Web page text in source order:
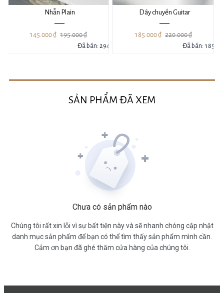
Nhẫn Plain
145.000 ₫ 195.000 ₫
Đã bán: 294
Dây chuyền Guitar
185.000 ₫ 220.000 ₫
Đã bán: 185
SẢN PHẨM ĐÃ XEM
Chưa có sản phẩm nào
Chúng tôi rất xin lỗi vì sự bất tiện này và sẽ nhanh chóng cập nhật
danh mục sản phẩm để bạn có thể tìm thấy sản phẩm mình cần.
Cảm ơn bạn đã ghé thăm cửa hàng của chúng tôi.